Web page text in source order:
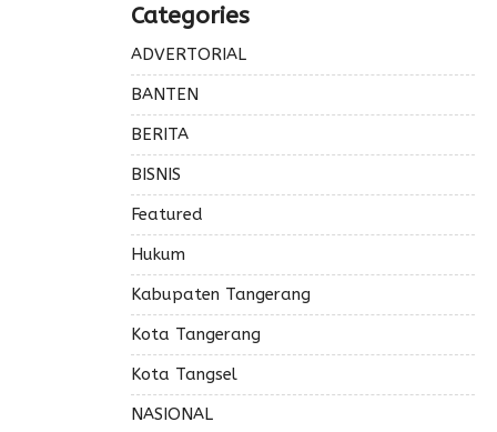
Categories
ADVERTORIAL
BANTEN
BERITA
BISNIS
Featured
Hukum
Kabupaten Tangerang
Kota Tangerang
Kota Tangsel
NASIONAL